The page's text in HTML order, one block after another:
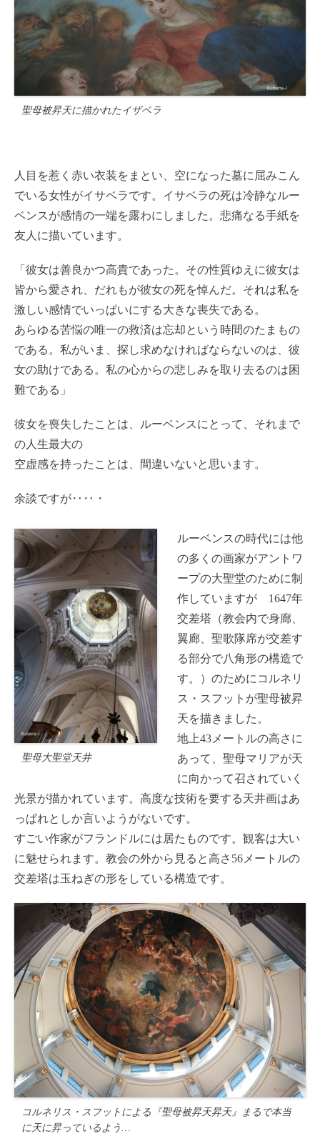
聖母被昇天に描かれたイザベラ
人目を惹く赤い衣装をまとい、空になった墓に屈みこん
でいる女性がイサベラです。イサベラの死は冷静なルー
ベンスが感情の一端を露わにしました。悲痛なる手紙を
友人に描いています。
「彼女は善良かつ高貴であった。その性質ゆえに彼女は
皆から愛され、だれもが彼女の死を悼んだ。それは私を
激しい感情でいっぱいにする大きな喪失である。
あらゆる苦悩の唯一の救済は忘却という時間のたまもの
である。私がいま、探し求めなければならないのは、彼
女の助けである。私の心からの悲しみを取り去るのは困
難である」
彼女を喪失したことは、ルーベンスにとって、それまで
の人生最大の
空虚感を持ったことは、間違いないと思います。
余談ですが‥‥・
聖母大聖堂天井
ルーベンスの時代には他
の多くの画家がアントワ
ープの大聖堂のために制
作していますが 1647年
交差塔（教会内で身廊、
翼廊、聖歌隊席が交差す
る部分で八角形の構造で
す。）のためにコルネリ
ス・スフットが聖母被昇
天を描きました。
地上43メートルの高さに
あって、聖母マリアが天
に向かって召されていく
光景が描かれています。高度な技術を要する天井画はあ
っぱれとしか言いようがないです。
すごい作家がフランドルには居たものです。観客は大い
に魅せられます。教会の外から見ると高さ56メートルの
交差塔は玉ねぎの形をしている構造です。
コルネリス・スフットによる『聖母被昇天昇天』まるで本当
に天に昇っているよう…